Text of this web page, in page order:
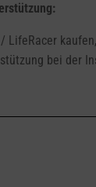
LifeRacer
bei der